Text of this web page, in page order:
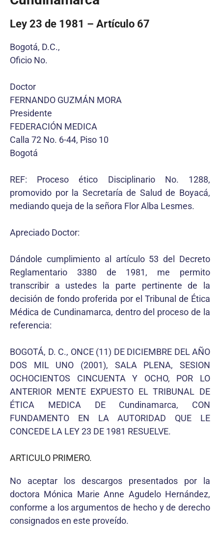
Ley 23 de 1981 – Artículo 67
Bogotá, D.C.,
Oficio No.
Doctor
FERNANDO GUZMÁN MORA
Presidente
FEDERACIÓN MEDICA
Calla 72 No. 6-44, Piso 10
Bogotá
REF: Proceso ético Disciplinario No. 1288,
promovido por la Secretaría de Salud de Boyacá,
mediando queja de la señora Flor Alba Lesmes.
Apreciado Doctor:
Dándole cumplimiento al artículo 53 del Decreto
Reglamentario 3380 de 1981, me permito
transcribir a ustedes la parte pertinente de la
decisión de fondo proferida por el Tribunal de Ética
Médica de Cundinamarca, dentro del proceso de la
referencia:
BOGOTÁ, D. C., ONCE (11) DE DICIEMBRE DEL AÑO
DOS MIL UNO (2001), SALA PLENA, SESION
OCHOCIENTOS CINCUENTA Y OCHO, POR LO
ANTERIOR MENTE EXPUESTO EL TRIBUNAL DE
ÉTICA MEDICA DE Cundinamarca, CON
FUNDAMENTO EN LA AUTORIDAD QUE LE
CONCEDE LA LEY 23 DE 1981 RESUELVE.
ARTICULO PRIMERO.
No aceptar los descargos presentados por la
doctora Mónica Marie Anne Agudelo Hernández,
conforme a los argumentos de hecho y de derecho
consignados en este proveído.